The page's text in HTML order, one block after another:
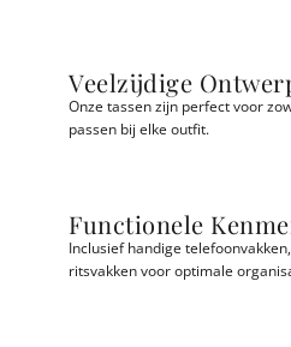
Veelzijdige
Onze tassen zijn perfect voor
passen bij elke outfit.
Functionele
Inclusief handige
ritsvakken voor optimale